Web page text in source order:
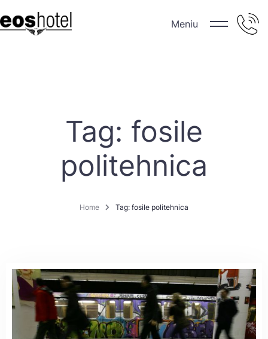
Meniu
Tag: fosile
politehnica
Home Tag: fosile politehnica